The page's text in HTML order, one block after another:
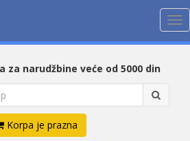
za narudžbine veće od 5000 din
Korpa je prazna